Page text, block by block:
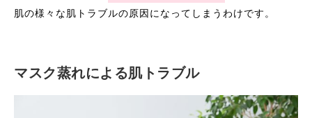
肌の様々な肌トラブルの原因になってしまうわけです。
マスク蒸れによる肌トラブル